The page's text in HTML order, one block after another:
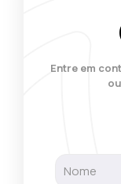
Entre em